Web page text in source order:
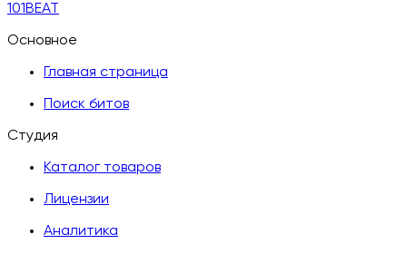
101BEAT
Основное
Главная страница
Поиск битов
Студия
Каталог товаров
Лицензии
Аналитика